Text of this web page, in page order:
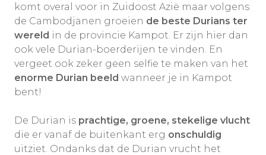
komt overal voor in Zuidoost Azië maar volgens
de Cambodjanen groeien de beste Durians ter
wereld in de provincie Kampot. Er zijn hier dan
ook vele Durian-boerderijen te vinden. En
vergeet ook zeker geen selfie te maken van het
enorme Durian beeld wanneer je in Kampot
bent!
De Durian is prachtige, groene, stekelige vlucht
die er vanaf de buitenkant erg onschuldig
uitziet. Ondanks dat de Durian vrucht het